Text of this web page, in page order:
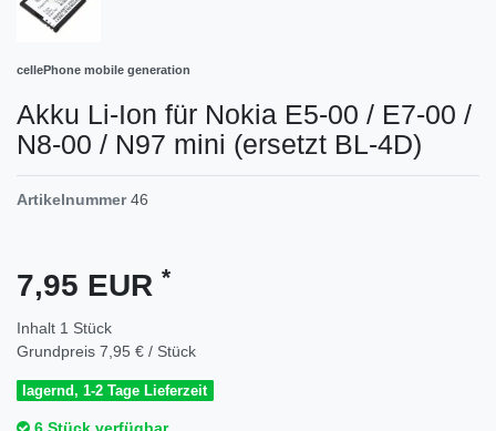
cellePhone mobile generation
Akku Li-Ion für Nokia E5-00 / E7-00 /
N8-00 / N97 mini (ersetzt BL-4D)
Artikelnummer 46
7,95 EUR *
Inhalt 1 Stück
Grundpreis 7,95 € / Stück
lagernd, 1-2 Tage Lieferzeit